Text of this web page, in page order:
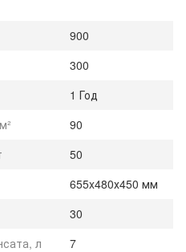
900
300
1 Год
90
50
655x480х450 мм
30
л
7